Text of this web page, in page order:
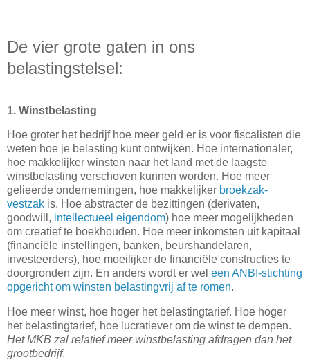
De vier grote gaten in ons
belastingstelsel:
1. Winstbelasting
Hoe groter het bedrijf hoe meer geld er is voor fiscalisten die
weten hoe je belasting kunt ontwijken. Hoe internationaler,
hoe makkelijker winsten naar het land met de laagste
winstbelasting verschoven kunnen worden. Hoe meer
gelieerde ondernemingen, hoe makkelijker broekzak-
vestzak is. Hoe abstracter de bezittingen (derivaten,
goodwill, intellectueel eigendom) hoe meer mogelijkheden
om creatief te boekhouden. Hoe meer inkomsten uit kapitaal
(financiële instellingen, banken, beurshandelaren,
investeerders), hoe moeilijker de financiële constructies te
doorgronden zijn. En anders wordt er wel een ANBI-stichting
opgericht om winsten belastingvrij af te romen.
Hoe meer winst, hoe hoger het belastingtarief. Hoe hoger
het belastingtarief, hoe lucratiever om de winst te dempen.
Het MKB zal relatief meer winstbelasting afdragen dan het
grootbedrijf.